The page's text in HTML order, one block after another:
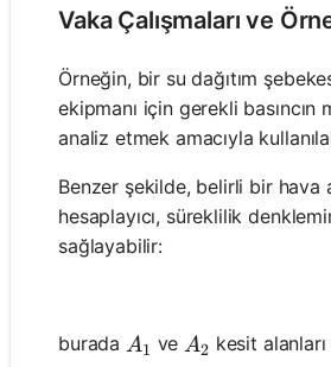
Vaka Çalışmaları ve
Örneğin, bir su dağıtım
ekipmanı için gerekli basıncın
analiz etmek amacıyla
Benzer şekilde, belirli bir hava
hesaplayıcı, süreklilik
sağlayabilir:
burada A_1
A1 ve A_2
A2 kesit